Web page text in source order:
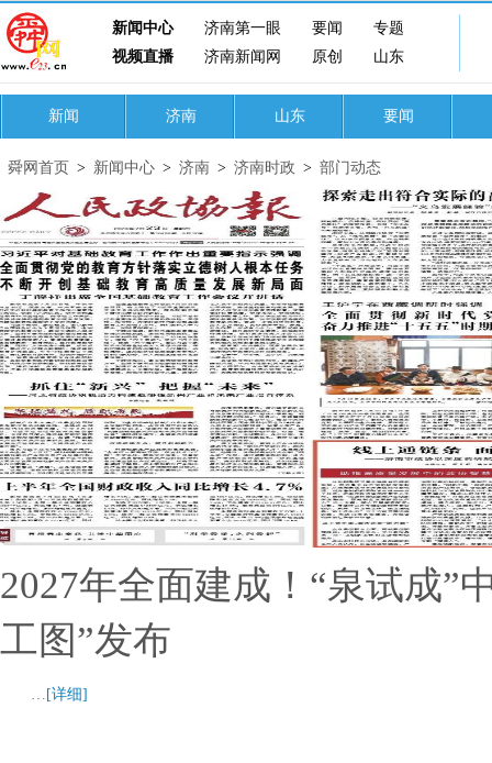
新闻中心 济南第一眼 要闻
专题
视频直播
济南新闻网 原创 山东
新闻 济南 山东 要闻
舜网首页 > 新闻中心 > 济南 > 济南时政 > 部门动态
2027年全面建成！“泉试成”
工图”发布
… [详细]